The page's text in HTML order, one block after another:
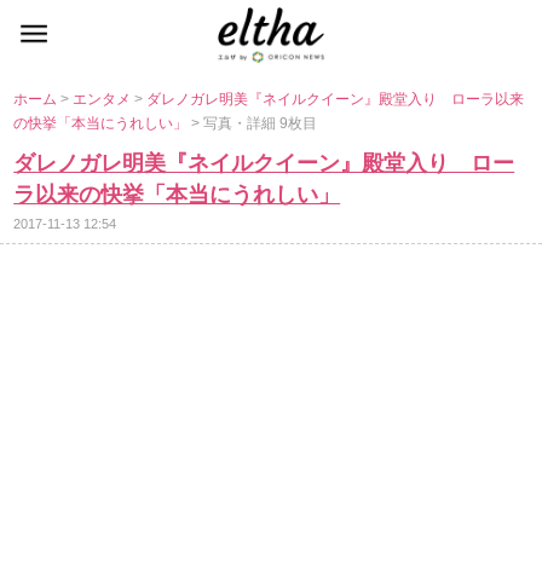
ホーム> エンタメ> ダレノガレ明美『ネイルクイーン』殿堂入り ローラ以来
の快挙「本当にうれしい」> 写真・詳細 9枚目
ダレノガレ明美『ネイルクイーン』殿堂入り ロー
ラ以来の快挙「本当にうれしい」
2017-11-13 12:54